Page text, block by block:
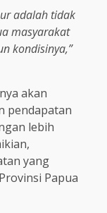
adalah tidak
masyarakat
kondisinya,”
akan
pendapatan
lebih
yang
Papua